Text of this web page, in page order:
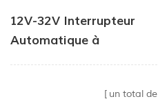
12V-32V Interrupteur
Automatique à
un total de